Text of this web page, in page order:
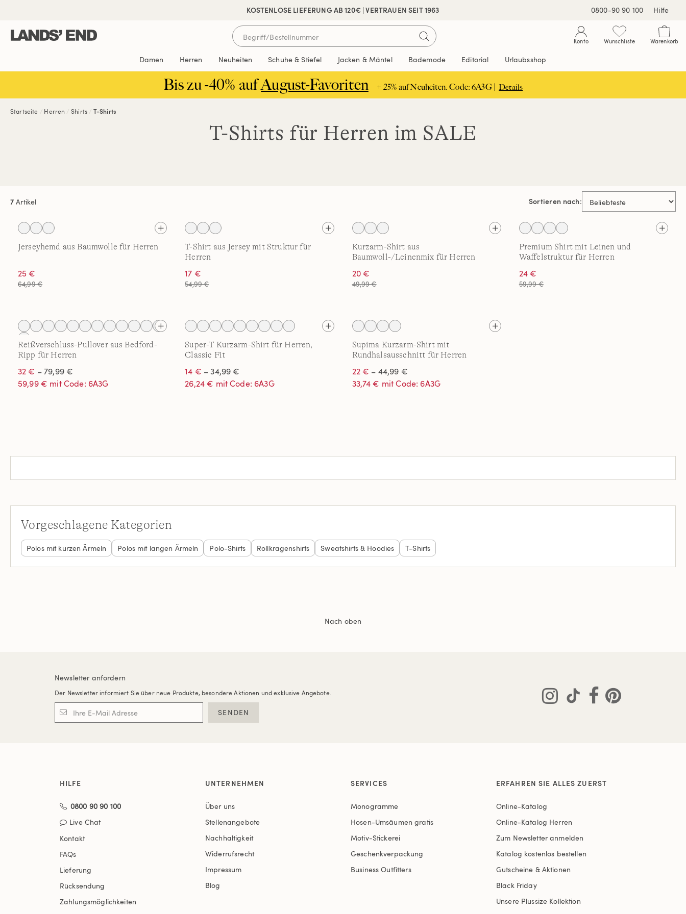
Inhalt
Navigation
Suche
KOSTENLOSE LIEFERUNG AB 120€ | VERTRAUEN SEIT 1963
🔒 SICHER BEZAHLEN 0800-90 90 100 Hilfe
Konto Wunschliste Warenkorb
Damen Herren Neuheiten Schuhe & Stiefel Jacken & Mäntel Bademode Editorial Urlaubsshop
Bis zu -40% aufAugust-Favoriten + 25% auf Neuheiten. Code: 6A3G | Details
Startseite Herren Shirts T-Shirts
T-Shirts für Herren im SALE
7 Artikel Sortieren nach:
Jerseyhemd aus Baumwolle für Herren
25 €
64,99 €
T-Shirt aus Jersey mit Struktur für
Herren
17 €
54,99 €
Kurzarm-Shirt aus
Baumwoll-/Leinenmix für Herren
20 €
49,99 €
Premium Shirt mit Leinen und
Waffelstruktur für Herren
24 €
59,99 €
Reißverschluss-Pullover aus Bedford-
Ripp für Herren
32 € – 79,99 €
59,99 € mit Code: 6A3G
Super-T Kurzarm-Shirt für Herren,
Classic Fit
14 € – 34,99 €
26,24 € mit Code: 6A3G
Supima Kurzarm-Shirt mit
Rundhalsausschnitt für Herren
22 € – 44,99 €
33,74 € mit Code: 6A3G
Vorgeschlagene Kategorien
Polos mit kurzen Ärmeln Polos mit langen Ärmeln Polo-Shirts Rollkragenshirts Sweatshirts & Hoodies T-Shirts
Nach oben
Newsletter anfordern
Der Newsletter informiert Sie über neue Produkte, besondere Aktionen und exklusive Angebote.
SENDEN
HILFE
0800 90 90 100
Live Chat
Kontakt
FAQs
Lieferung
Rücksendung
Zahlungsmöglichkeiten
UNTERNEHMEN
Über uns
Stellenangebote
Nachhaltigkeit
Widerrufsrecht
Impressum
Blog
SERVICES
Monogramme
Hosen-Umsäumen gratis
Motiv-Stickerei
Geschenkverpackung
Business Outfitters
ERFAHREN SIE ALLES ZUERST
Online-Katalog
Online-Katalog Herren
Zum Newsletter anmelden
Katalog kostenlos bestellen
Gutscheine & Aktionen
Black Friday
Unsere Plussize Kollektion